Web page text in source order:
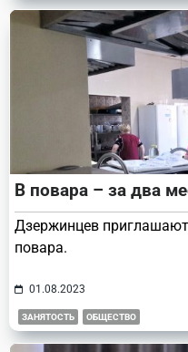
В повара – за два
Дзержинцев
повара.
01.08.2023
ЗАНЯТОСТЬ ОБЩЕСТВО